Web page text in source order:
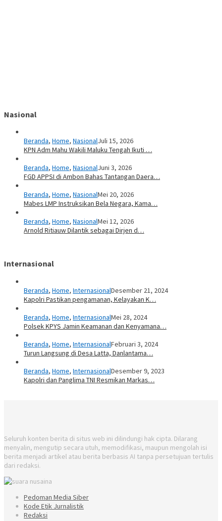
Nasional
Beranda, Home, NasionalJuli 15, 2026
KPN Adm Mahu Wakili Maluku Tengah Ikuti …
Beranda, Home, NasionalJuni 3, 2026
FGD APPSI di Ambon Bahas Tantangan Daera…
Beranda, Home, NasionalMei 20, 2026
Mabes LMP Instruksikan Bela Negara, Kama…
Beranda, Home, NasionalMei 12, 2026
Arnold Ritiauw Dilantik sebagai Dirjen d…
Internasional
Beranda, Home, InternasionalDesember 21, 2024
Kapolri Pastikan pengamanan, Kelayakan K…
Beranda, Home, InternasionalMei 28, 2024
Polsek KPYS Jamin Keamanan dan Kenyamana…
Beranda, Home, InternasionalFebruari 3, 2024
Turun Langsung di Desa Latta, Danlantama…
Beranda, Home, InternasionalDesember 9, 2023
Kapolri dan Panglima TNI Resmikan Markas…
Seluruh konten berita di situs web ini dilindungi hak cipta. Dilarang
menyalin, mengutip secara utuh, memodifikasi, maupun mengolah isi
berita menjadi artikel atau berita berbasis AI tanpa persetujuan tertulis
dari redaksi.
Pedoman Media Siber
Kode Etik Jurnalistik
Redaksi